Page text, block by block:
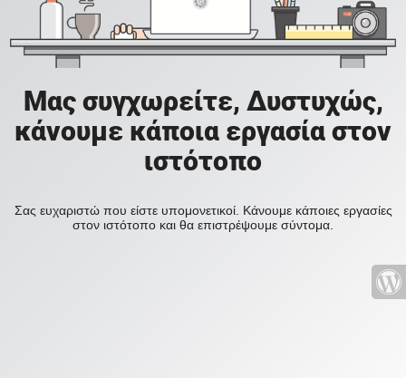
Μας συγχωρείτε, Δυστυχώς,
κάνουμε κάποια εργασία στον
ιστότοπο
Σας ευχαριστώ που είστε υπομονετικοί. Κάνουμε κάποιες εργασίες
στον ιστότοπο και θα επιστρέψουμε σύντομα.